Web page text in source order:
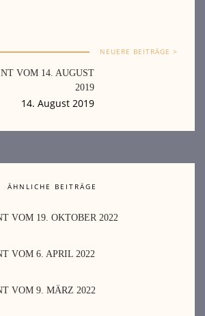
NEUERE BEITRÄGE >
VOM 14. AUGUST
2019
14. August 2019
ÄHNLICHE BEITRÄGE
VOM 19. OKTOBER 2022
VOM 6. APRIL 2022
VOM 9. MÄRZ 2022